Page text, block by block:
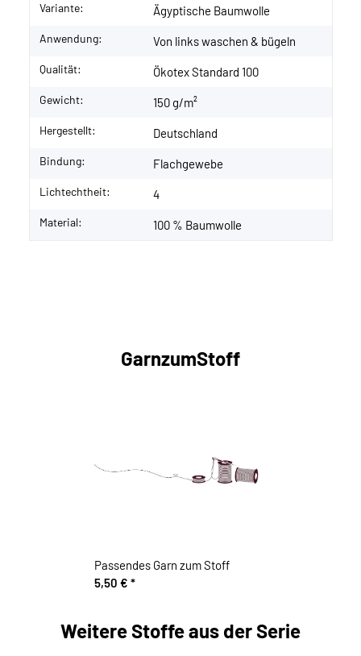
Variante: Ägyptische Baumwolle
Anwendung: Von links waschen & bügeln
Qualität: Ökotex Standard 100
Gewicht: 150 g/m²
Hergestellt: Deutschland
Bindung: Flachgewebe
Lichtechtheit: 4
Material: 100 % Baumwolle
GarnzumStoff
Passendes Garn zum Stoff
5,50 € *
Weitere Stoffe aus der Serie